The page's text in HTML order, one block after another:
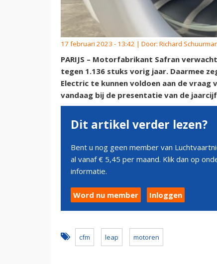
17 februari 2023 - 13:42 | Door: Richard
PARIJS – Motorfabrikant Safran
tegen 1.136 stuks vorig jaar. Daarmee
Electric te kunnen voldoen aan de vraag
vandaag bij de presentatie van de
Dit artikel verder lezen?
Bent u nog geen member van
al vanaf € 5,45 per maand. Klik dan op
informatie.
Word nu member Inloggen
cfm leap motoren